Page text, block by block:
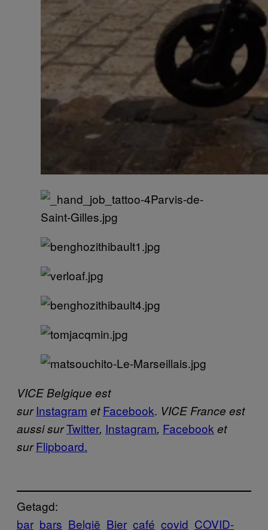
VICE Belgique est
sur Instagram et Facebook. VICE France est
aussi surTwitter, Instagram, Facebook et
sur Flipboard.
Getagd:
bar bars België Bier café covid COVID-